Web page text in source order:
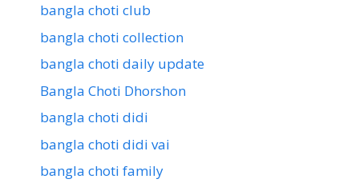
bangla choti club
bangla choti collection
bangla choti daily update
Bangla Choti Dhorshon
bangla choti didi
bangla choti didi vai
bangla choti family